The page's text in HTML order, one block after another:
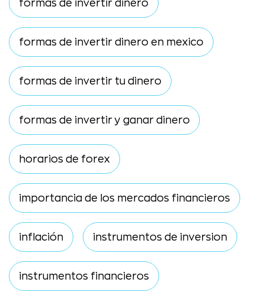
formas de invertir dinero
formas de invertir dinero en mexico
formas de invertir tu dinero
formas de invertir y ganar dinero
horarios de forex
importancia de los mercados financieros
inflación instrumentos de inversion
instrumentos financieros